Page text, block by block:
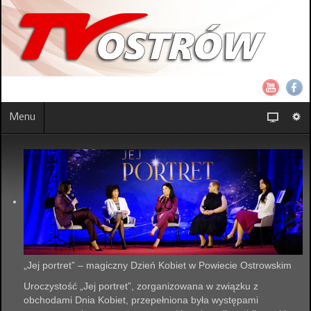
Menu
„Jej portret” – magiczny Dzień Kobiet w Powiecie Ostrowskim
Uroczystość „Jej portret”, zorganizowana w związku z
obchodami Dnia Kobiet, przepełniona była występami